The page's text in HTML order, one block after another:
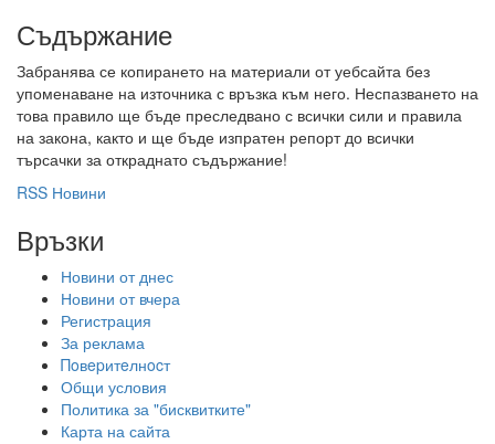
Съдържание
Забранява се копирането на материали от уебсайта без
упоменаване на източника с връзка към него. Неспазването на
това правило ще бъде преследвано с всички сили и правила
на закона, както и ще бъде изпратен репорт до всички
търсачки за откраднато съдържание!
RSS Новини
Връзки
Новини от днес
Новини от вчера
Регистрация
За реклама
Πoвepитeлнocт
Общи условия
Политика за "бисквитките"
Карта на сайта